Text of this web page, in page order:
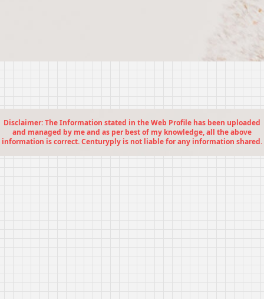
Disclaimer: The Information stated in the Web Profile has been uploaded
and managed by me and as per best of my knowledge, all the above
information is correct. Centuryply is not liable for any information shared.